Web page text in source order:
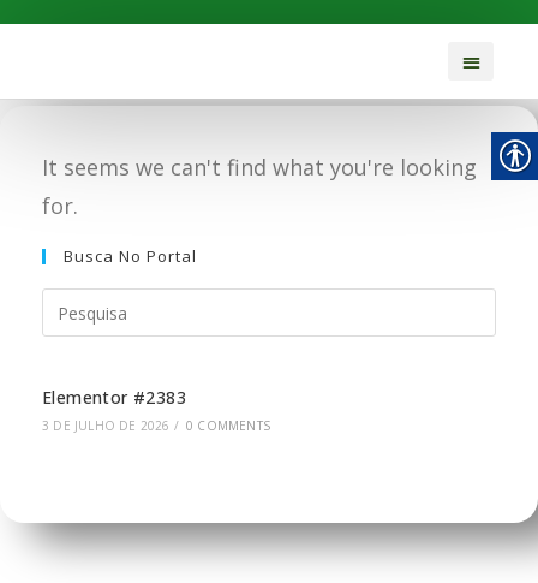
It seems we can't find what you're looking
for.
Busca No Portal
Elementor #2383
3 DE JULHO DE 2026 / 0 COMMENTS